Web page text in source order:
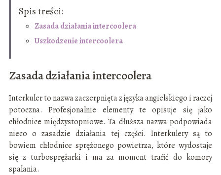
Spis treści:
Zasada działania intercoolera
Uszkodzenie intercoolera
Zasada działania intercoolera
Interkuler to nazwa zaczerpnięta z języka angielskiego i raczej
potoczna. Profesjonalnie elementy te opisuje się jako
chłodnice międzystopniowe. Ta dłuższa nazwa podpowiada
nieco o zasadzie działania tej części. Interkulery są to
bowiem chłodnice sprężonego powietrza, które wydostaje
się z turbosprężarki i ma za moment trafić do komory
spalania.